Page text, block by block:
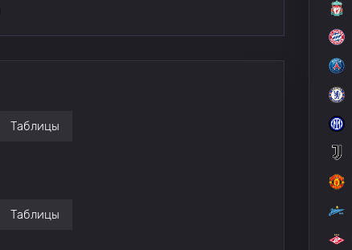
Таблицы
Таблицы